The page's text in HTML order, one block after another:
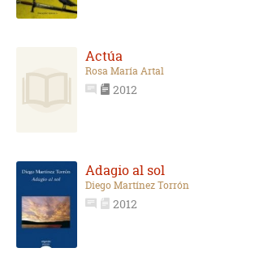
Actúa
Rosa María Artal
2012
Adagio al sol
Diego Martínez Torrón
2012